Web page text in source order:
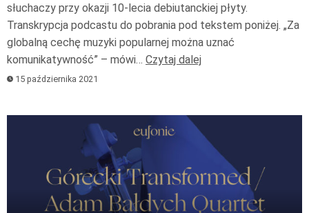
słuchaczy przy okazji 10-lecia debiutanckiej płyty.
Transkrypcja podcastu do pobrania pod tekstem poniżej. „Za
globalną cechę muzyki popularnej można uznać
komunikatywność” – mówi… Czytaj dalej
15 października 2021